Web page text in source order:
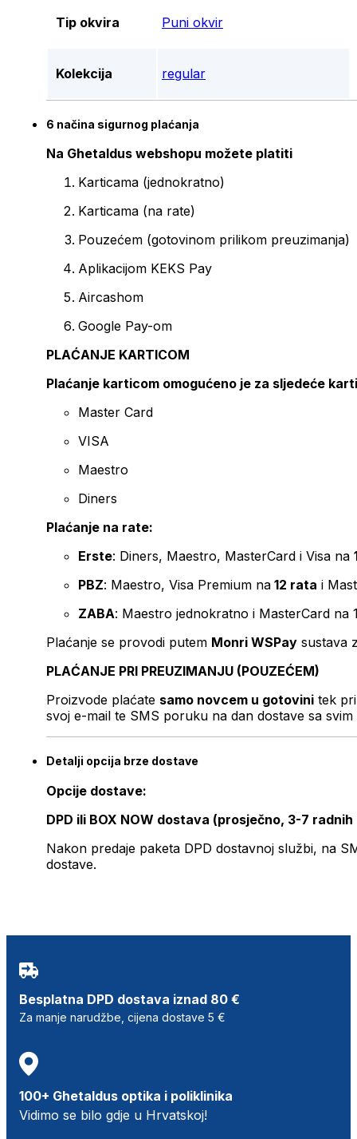
Tip okvira Puni okvir
Kolekcija regular
6 načina sigurnog plaćanja
Na Ghetaldus webshopu možete platiti
Karticama (jednokratno)
Karticama (na rate)
Pouzećem (gotovinom prilikom preuzimanja)
Aplikacijom KEKS Pay
Aircashom
Google Pay-om
PLAĆANJE KARTICOM
Plaćanje karticom omogućeno je za sljedeće
Master Card
VISA
Maestro
Diners
Plaćanje na rate:
Erste: Diners, Maestro, MasterCard i Visa na
PBZ: Maestro, Visa Premium na 12 rata i
ZABA: Maestro jednokratno i MasterCard na
Plaćanje se provodi putem Monri WSPay sustava
PLAĆANJE PRI PREUZIMANJU (POUZEĆEM)
Proizvode plaćate samo novcem u gotovini tek
svoj e-mail te SMS poruku na dan dostave sa svim
Detalji opcija brze dostave
Opcije dostave:
DPD ili BOX NOW dostava (prosječno, 3-7 radnih
Nakon predaje paketa DPD dostavnoj službi, na
dostave.
Besplatna DPD dostava iznad 80 €
Za manje narudžbe, cijena dostave 5 €
100+ Ghetaldus optika i poliklinika
Vidimo se bilo gdje u Hrvatskoj!